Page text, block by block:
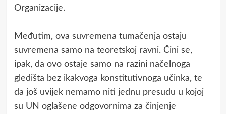
Organizacije.
Međutim, ova suvremena tumačenja ostaju
suvremena samo na teoretskoj ravni. Čini se,
ipak, da ovo ostaje samo na razini načelnoga
gledišta bez ikakvoga konstitutivnoga učinka, te
da još uvijek nemamo niti jednu presudu u kojoj
su UN oglašene odgovornima za činjenje